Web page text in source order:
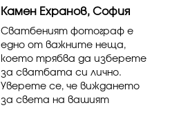
Елит наскор...
Камен Ехранов, София
Сватбеният фотограф е
едно от важните неща,
коeто трябва да изберете
за сватбата си лично.
Уверете се, че виждането
за света на вашият